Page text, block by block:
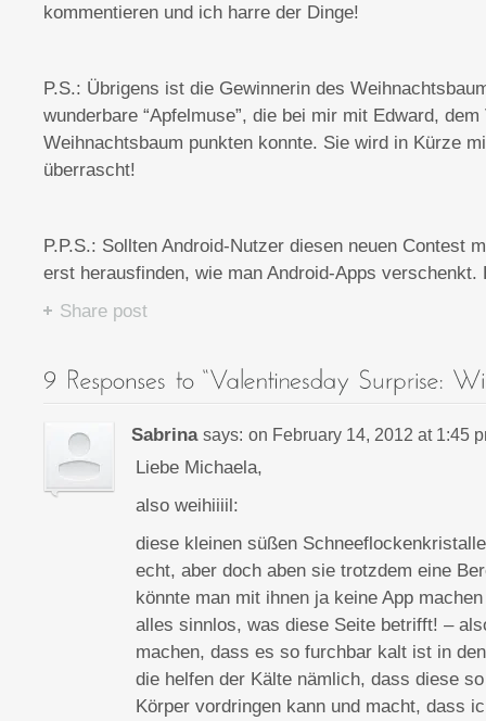
kommentieren und ich harre der Dinge!
P.S.: Übrigens ist die Gewinnerin des
wunderbare “Apfelmuse”, die bei mir mit Edward, dem
Weihnachtsbaum punkten konnte. Sie wird in Kürze
überrascht!
P.P.S.: Sollten Android-Nutzer diesen neuen Contest
erst herausfinden, wie man Android-Apps verschenkt.
Share post
Sabrina says: on February 14, 2012 at 1:45
Liebe Michaela,
also weihiiiil:
diese kleinen süßen
echt, aber doch aben sie trotzdem eine
könnte man mit ihnen ja keine App
alles sinnlos, was diese Seite betrifft! –
machen, dass es so furchbar kalt ist in
die helfen der Kälte nämlich, dass diese
Körper vordringen kann und macht, dass